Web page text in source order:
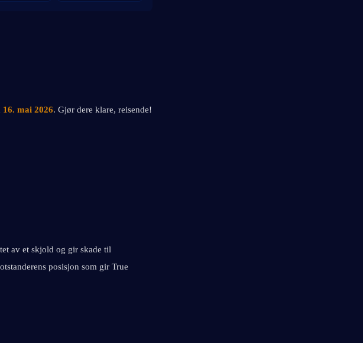
16. mai 2026. Gjør dere klare, reisende!
av et skjold og gir skade til
posisjon som gir True